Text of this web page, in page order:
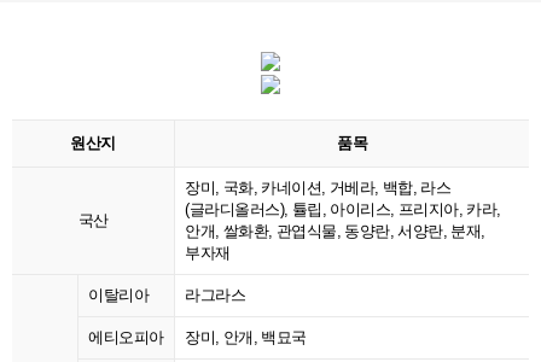
원산지 품목
국산
장미, 국화, 카네이션, 거베라, 백합, 라스
(글라디올러스), 튤립, 아이리스, 프리지아, 카라,
안개, 쌀화환, 관엽식물, 동양란, 서양란, 분재,
부자재
이탈리아 라그라스
에티오피아 장미, 안개, 백묘국